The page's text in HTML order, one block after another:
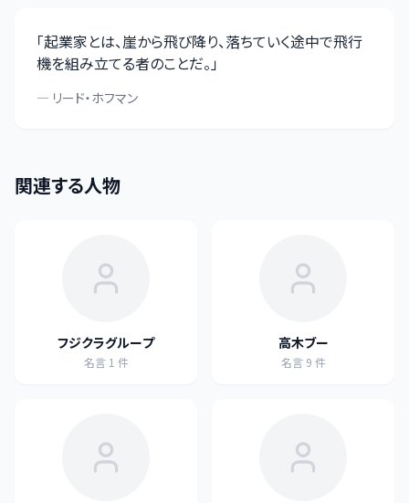
「起業家とは、崖から飛び降り、落ちていく途中で飛行
機を組み立てる者のことだ。」
— リード・ホフマン
関連する人物
フジクラグループ
名言 1 件
高木ブー
名言 9 件